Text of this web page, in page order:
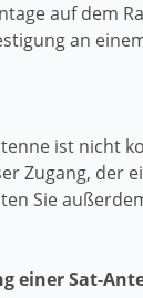
auf dem
an
ist nicht
Zugang, der
Sie
einer Sat-